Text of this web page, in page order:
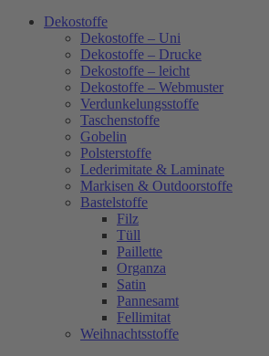
Dekostoffe
Dekostoffe – Uni
Dekostoffe – Drucke
Dekostoffe – leicht
Dekostoffe – Webmuster
Verdunkelungsstoffe
Taschenstoffe
Gobelin
Polsterstoffe
Lederimitate & Laminate
Markisen & Outdoorstoffe
Bastelstoffe
Filz
Tüll
Paillette
Organza
Satin
Pannesamt
Fellimitat
Weihnachtsstoffe